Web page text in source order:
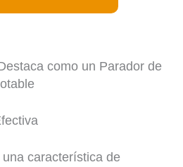
como un Parador de
característica de